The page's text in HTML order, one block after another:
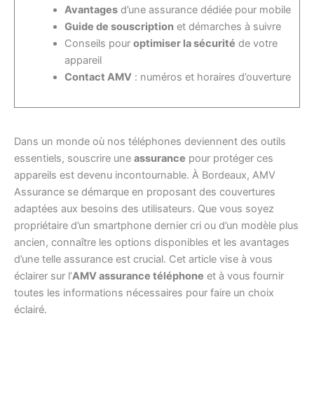
Avantages d’une assurance dédiée pour mobile
Guide de souscription et démarches à suivre
Conseils pouroptimiser la sécurité de votre
appareil
Contact AMV : numéros et horaires d’ouverture
Dans un monde où nos téléphones deviennent des outils
essentiels, souscrire une assurance pour protéger ces
appareils est devenu incontournable. À Bordeaux, AMV
Assurance se démarque en proposant des couvertures
adaptées aux besoins des utilisateurs. Que vous soyez
propriétaire d’un smartphone dernier cri ou d’un modèle plus
ancien, connaître les options disponibles et les avantages
d’une telle assurance est crucial. Cet article vise à vous
éclairer sur l’AMV assurance téléphone et à vous fournir
toutes les informations nécessaires pour faire un choix
éclairé.